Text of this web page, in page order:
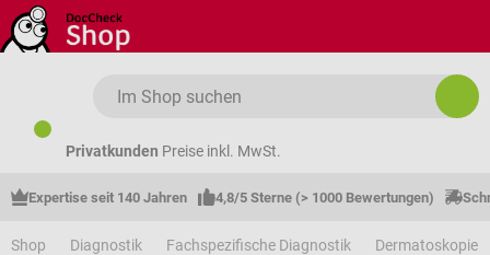
Zum Hauptinhalt springen
Privatkunden Preise inkl. MwSt.
Expertise seit 140 Jahren 4,8/5 Sterne (> 1000 Bewertungen)
Shop Diagnostik Fachspezifische Diagnostik Dermatoskopie